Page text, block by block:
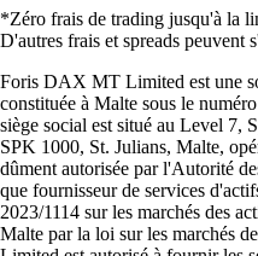
*Zéro frais de trading jusqu'à la
D'autres frais et spreads peuvent
Foris DAX MT Limited est une
constituée à Malte sous le
siège social est situé au Level
SPK 1000, St. Julians, Malte,
dûment autorisée par l'Autorité
que fournisseur de services
2023/1114 sur les marchés des
Malte par la loi sur les marchés